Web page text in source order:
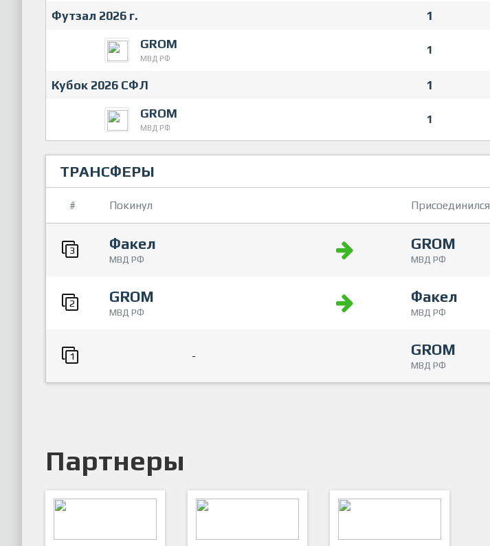
Футзал 2026 г. 1
GROM
МВД РФ
1
Кубок 2026 СФЛ 1
GROM
МВД РФ
1
ТРАНСФЕРЫ
# Покинул Присоединился
3 Факел
МВД РФ
GROM
МВД РФ
2 GROM
МВД РФ
Факел
МВД РФ
1 - GROM
МВД РФ
Партнеры